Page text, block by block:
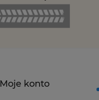
Moje konto